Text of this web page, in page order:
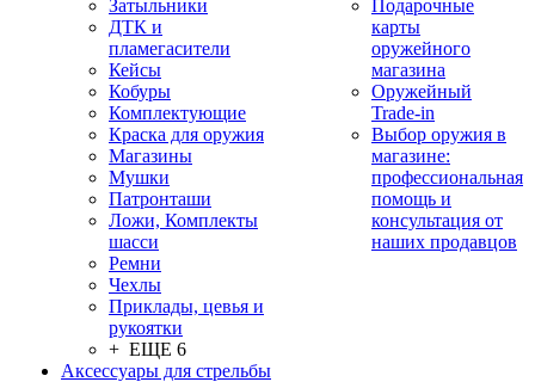
Затыльники
ДТК и
пламегасители
Кейсы
Кобуры
Комплектующие
Краска для оружия
Магазины
Мушки
Патронташи
Ложи, Комплекты
шасси
Ремни
Чехлы
Приклады, цевья и
рукоятки
+ ЕЩЕ 6
Аксессуары для стрельбы
Подарочные
карты
оружейного
магазина
Оружейный
Trade-in
Выбор оружия в
магазине:
профессиональная
помощь и
консультация от
наших продавцов